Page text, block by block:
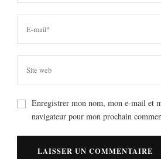
Enregistrer mon nom, mon e-mail et
navigateur pour mon prochain